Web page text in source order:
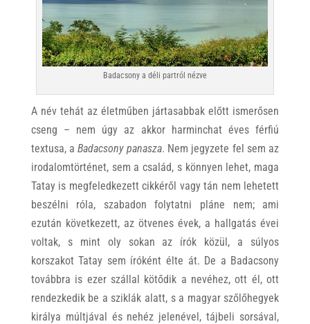
Badacsony a déli partról nézve
A név tehát az életműben jártasabbak előtt ismerősen
cseng – nem úgy az akkor harminchat éves férfiú
textusa, aBadacsony panasza. Nem jegyzete fel sem az
irodalomtörténet, sem a család, s könnyen lehet, maga
Tatay is megfeledkezett cikkéről vagy tán nem lehetett
beszélni róla, szabadon folytatni pláne nem; ami
ezután következett, az ötvenes évek, a hallgatás évei
voltak, s mint oly sokan az írók közül, a súlyos
korszakot Tatay sem íróként élte át. De a Badacsony
továbbra is ezer szállal kötődik a nevéhez, ott él, ott
rendezkedik be a sziklák alatt, s a magyar szőlőhegyek
királya múltjával és nehéz jelenével, tájbeli sorsával,